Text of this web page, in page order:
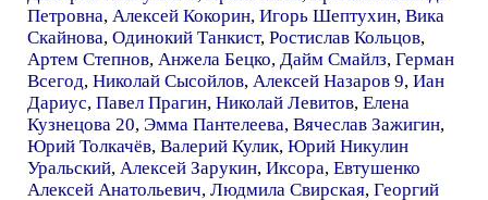
Петровна, Алексей Кокорин, Игорь Шептухин, Вика
Скайнова, Одинокий Танкист, Ростислав Кольцов,
Артем Степнов, Анжела Бецко, Дайм Смайлз, Герман
Всегод, Николай Сысойлов, Алексей Назаров 9, Иан
Дариус, Павел Прагин, Николай Левитов, Елена
Кузнецова 20, Эмма Пантелеева, Вячеслав Зажигин,
Юрий Толкачёв, Валерий Кулик, Юрий Никулин
Уральский, Алексей Зарукин, Иксора, Евтушенко
Алексей Анатольевич, Людмила Свирская, Георгий